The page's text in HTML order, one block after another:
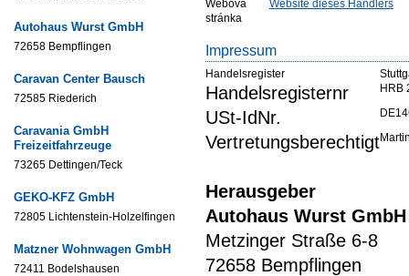
Autohaus Wurst GmbH
72658 Bempflingen
Caravan Center Bausch
72585 Riederich
Caravania GmbH
Freizeitfahrzeuge
73265 Dettingen/Teck
GEKO-KFZ GmbH
72805 Lichtenstein-Holzelfingen
Matzner Wohnwagen GmbH
72411 Bodelshausen
Webová
stránka
Website dieses Händlers
Impressum
Handelsregister
Handelsregisternr HRB
USt-IdNr.
Vertretungsberechtigt
Herausgeber
Autohaus Wurst GmbH
Metzinger Straße 6-8
72658 Bempflingen